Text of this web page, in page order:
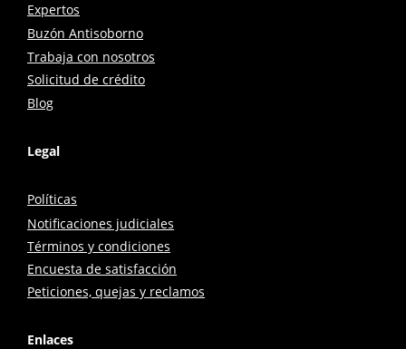
Expertos
Buzón Antisoborno
Trabaja con nosotros
Solicitud de crédito
Blog
Legal
Políticas
Notificaciones judiciales
Términos y condiciones
Encuesta de satisfacción
Peticiones, quejas y reclamos
Enlaces